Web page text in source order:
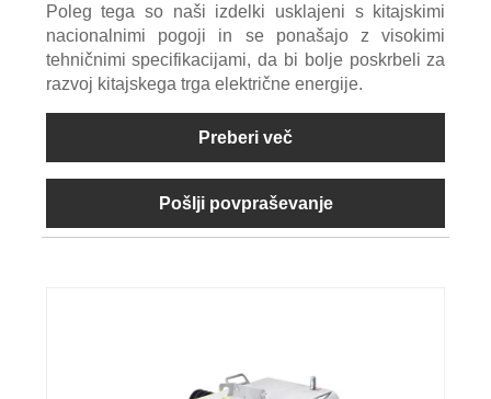
Poleg tega so naši izdelki usklajeni s kitajskimi
nacionalnimi pogoji in se ponašajo z visokimi
tehničnimi specifikacijami, da bi bolje poskrbeli za
razvoj kitajskega trga električne energije.
Preberi več
Pošlji povpraševanje